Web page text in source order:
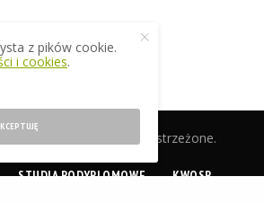
Wszelkie prawa zastrzeżone.
STUDIA PODYPLOMOWE KWOSP
z pików cookie.
i cookies.